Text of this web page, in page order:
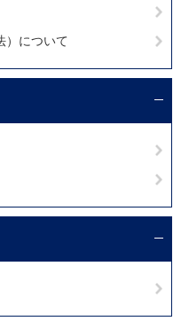
）について